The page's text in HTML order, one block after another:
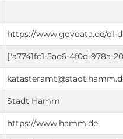
https://www.govdata.de/dl-
["a7741fc1-5ac6-4f0d-978a-
Stadt Hamm
https://www.hamm.de